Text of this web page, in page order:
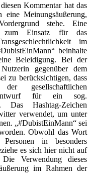
Kommentar hat das
Meinungsäußerung,
stehe. Eine
zum Einsatz für das
im
beinhalte
Beleidigung. Bei der
gegenüber dem
zu berücksichtigen, dass
gesellschaftlichen
für ein sog.
Das Hashtag-Zeichen
verwendet, um unter
„#DubistEinMann“ sei
Obwohl das Wort
in besonders
es sich hier nicht auf
Verwendung dieses
im Rahmen der